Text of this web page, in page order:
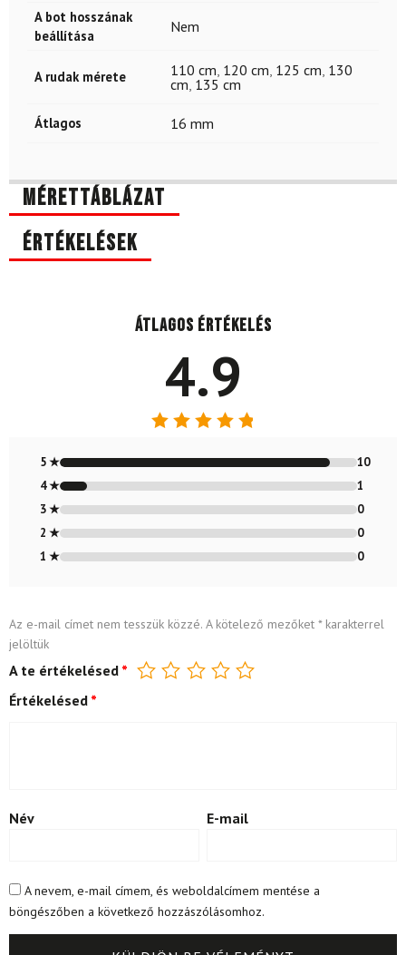
A bot hosszának
beállítása
Nem
A rudak mérete 110 cm 120 cm 125 cm 130
cm 135 cm
Átlagos 16 mm
Mérettáblázat
Értékelések
Átlagos értékelés
4.9
4.91/ 5
5 ★
10
4 ★
1
3 ★
0
2 ★
0
1 ★
0
Az e-mail címet nem tesszük közzé. A kötelező mezőket *karakterrel
jelöltük
A te értékelésed *
Értékelésed *
Név E-mail
A nevem, e-mail címem, és weboldalcímem mentése a
böngészőben a következő hozzászólásomhoz.